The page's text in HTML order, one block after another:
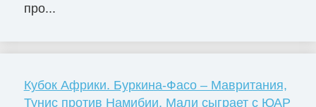
про...
Кубок Африки. Буркина-Фасо – Мавритания,
Тунис против Намибии, Мали сыграет с ЮАР